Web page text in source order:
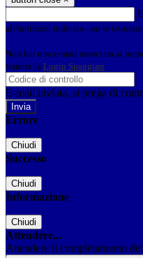
all'indirizzo indicato con le
Non hai una e-mail associata al
tramite la Login Spaggiari
E-mail inviata, si prega di
Errore
Chiudi
Successo
Chiudi
Informazione
Chiudi
Attendere...
Attendere il completamento